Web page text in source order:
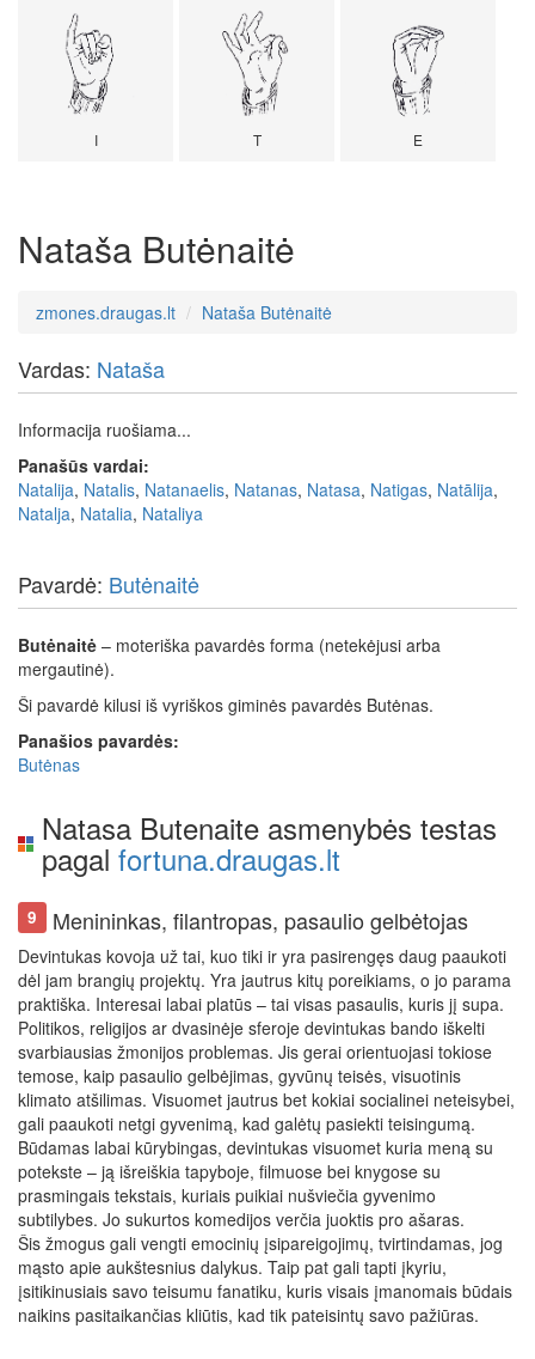
I T E
Nataša Butėnaitė
zmones.draugas.lt Nataša Butėnaitė
Vardas: Nataša
Informacija ruošiama...
Panašūs vardai:
Natalija, Natalis, Natanaelis, Natanas, Natasa, Natigas, Natālija,
Natalja, Natalia, Nataliya
Pavardė: Butėnaitė
Butėnaitė – moteriška pavardės forma (netekėjusi arba
mergautinė).
Ši pavardė kilusi iš vyriškos giminės pavardės Butėnas.
Panašios pavardės:
Butėnas
Natasa Butenaite asmenybės testas
pagal fortuna.draugas.lt
9 Menininkas, filantropas, pasaulio gelbėtojas
Devintukas kovoja už tai, kuo tiki ir yra pasirengęs daug paaukoti
dėl jam brangių projektų. Yra jautrus kitų poreikiams, o jo parama
praktiška. Interesai labai platūs – tai visas pasaulis, kuris jį supa.
Politikos, religijos ar dvasinėje sferoje devintukas bando iškelti
svarbiausias žmonijos problemas. Jis gerai orientuojasi tokiose
temose, kaip pasaulio gelbėjimas, gyvūnų teisės, visuotinis
klimato atšilimas. Visuomet jautrus bet kokiai socialinei neteisybei,
gali paaukoti netgi gyvenimą, kad galėtų pasiekti teisingumą.
Būdamas labai kūrybingas, devintukas visuomet kuria meną su
potekste – ją išreiškia tapyboje, filmuose bei knygose su
prasmingais tekstais, kuriais puikiai nušviečia gyvenimo
subtilybes. Jo sukurtos komedijos verčia juoktis pro ašaras.
Šis žmogus gali vengti emocinių įsipareigojimų, tvirtindamas, jog
mąsto apie aukštesnius dalykus. Taip pat gali tapti įkyriu,
įsitikinusiais savo teisumu fanatiku, kuris visais įmanomais būdais
naikins pasitaikančias kliūtis, kad tik pateisintų savo pažiūras.